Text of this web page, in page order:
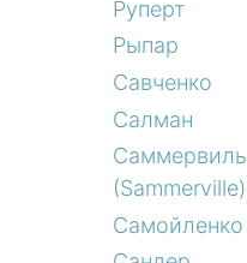
Руперт
Рыпар
Савченко
Салман
Саммервиль
(Sammerville)
Самойленко